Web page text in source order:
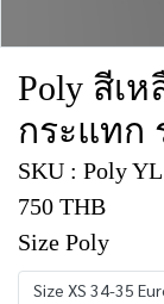
Poly สีเ
กระแทก
SKU : Poly
750 THB
Size Poly
Size XS 34-35